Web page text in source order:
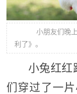
小朋友们晚
利了》。
小兔红红
们穿过了一